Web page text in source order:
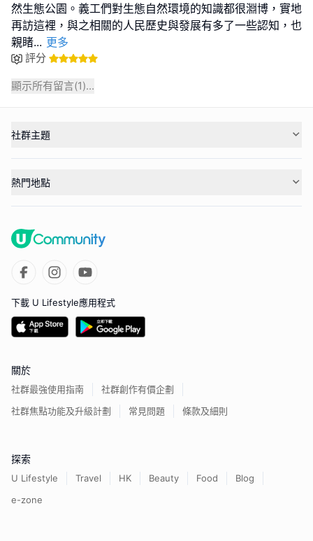
然生態公園。義工們對生態自然環境的知識都很淵博，實地
再訪這裡，與之相關的人民歷史與發展有多了一些認知，也
親睹... 更多
評分
顯示所有留言(1)...
社群主題
熱門地點
下載 U Lifestyle應用程式
關於
社群最強使用指南
社群創作有價企劃
社群焦點功能及升級計劃
常見問題 條款及細則
探索
U Lifestyle Travel HK Beauty Food
Blog
e-zone